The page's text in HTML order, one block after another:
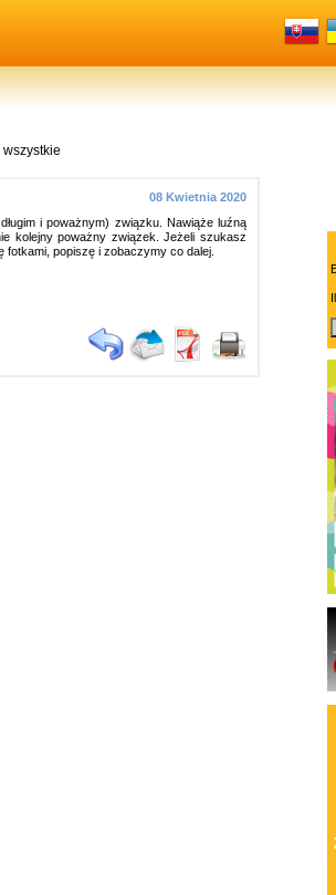
08 Kwietnia 2020
i poważnym) związku. Nawiąże luźną
kolejny poważny związek. Jeżeli szukasz
popiszę i zobaczymy co dalej.